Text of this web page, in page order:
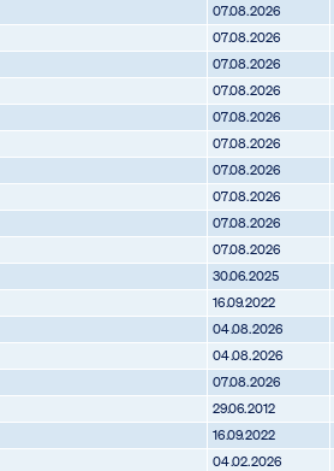
07.08.2026
07.08.2026
07.08.2026
07.08.2026
07.08.2026
07.08.2026
07.08.2026
07.08.2026
07.08.2026
07.08.2026
30.06.2025
16.09.2022
04.08.2026
04.08.2026
07.08.2026
29.06.2012
16.09.2022
04.02.2026